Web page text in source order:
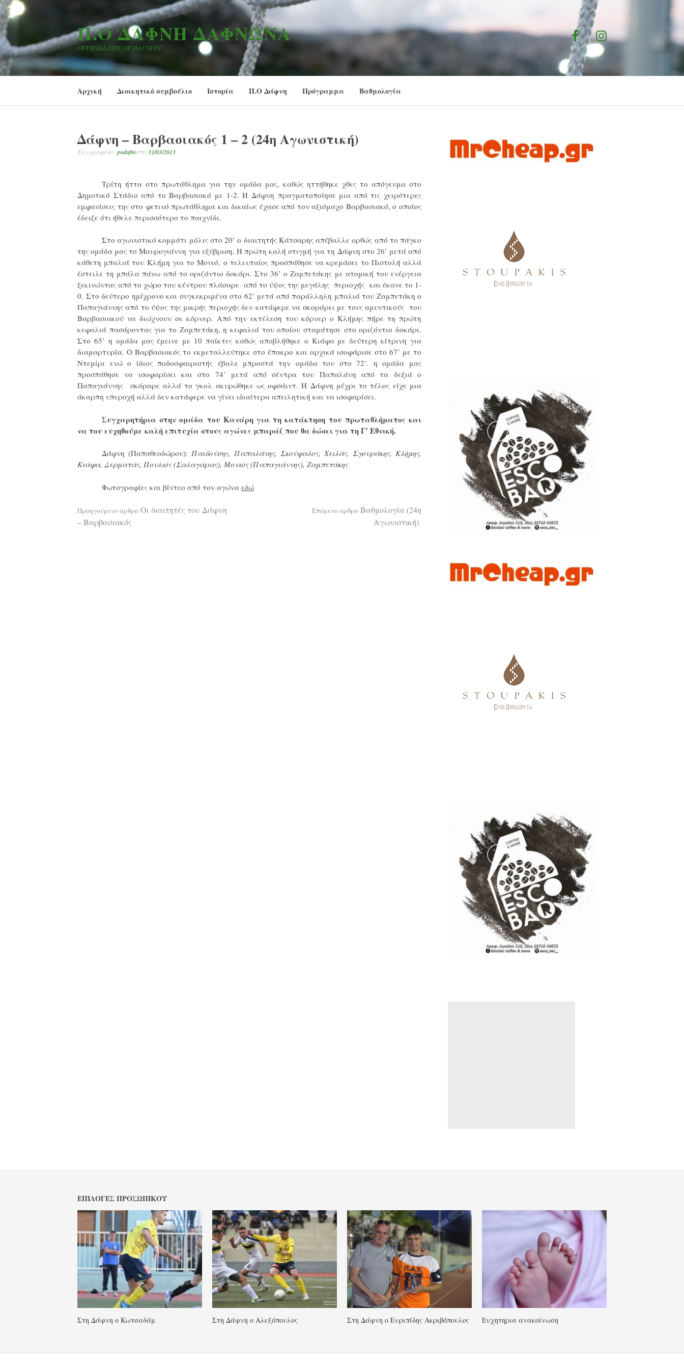
Μετάβαση
στο
περιεχόμενο
Π.Ο ΔΆΦΝΗ ΔΑΦΝΏΝΑ
OFFICIAL SITE OF DAFNI FC
FacebookInstagram
Αρχική Διοικητικό συμβούλιο Ιστορία Π.Ο Δάφνη Πρόγραμμα Βαθμολογία
Δάφνη – Βαρβασιακός 1 – 2 (24η Αγωνιστική)
Συγγραφέας: podafniστις 31/03/2013
Τρίτη ήττα στο πρωτάθλημα για την ομάδα μας, καθώς ηττήθηκε χθες το απόγευμα στο
Δημοτικό Στάδιο από το Βαρβασιακό με 1-2. Η Δάφνη πραγματοποίησε μια από τις χειρότερες
εμφανίσεις της στο φετινό πρωτάθλημα και δικαίως έχασε από τον αξιόμαχο Βαρβασιακό, ο οποίος
έδειξε ότι ήθελε περισσότερο το παιχνίδι.
Στο αγωνιστικό κομμάτι μόλις στο 20’ ο διαιτητής Κάτσαρης απέβαλλε ορθώς από το πάγκο
της ομάδα μας το Μαυρογιάννη για εξύβριση. Η πρώτη καλή στιγμή για τη Δάφνη στο 26’ μετά από
κάθετη μπαλιά του Κλήμη για το Μονιό, ο τελευταίος προσπάθησε να κρεμάσει το Πιστολή αλλά
έστειλε τη μπάλα πάνω από το οριζόντιο δοκάρι. Στο 36’ ο Ζαμπετάκης με ατομική του ενέργεια
ξεκινώντας από το χώρο του κέντρου πλάσαρε από το ύψος της μεγάλης περιοχής και έκανε το 1-
0. Στο δεύτερο ημίχρονο και συγκεκριμένα στο 62’ μετά από παράλληλη μπαλιά του Ζαμπετάκη ο
Παπαγιάννης από το ύψος της μικρής περιοχής δεν κατάφερε να σκοράρει με τους αμυντικούς του
Βαρβασιακού να διώχνουν σε κόρνερ. Από την εκτέλεση του κόρνερ ο Κλήμης πήρε τη πρώτη
κεφαλιά πασάροντας για το Ζαμπετάκη, η κεφαλιά του οποίου σταμάτησε στο οριζόντιο δοκάρι.
Στο 65’ η ομάδα μας έμεινε με 10 παίκτες καθώς αποβλήθηκε ο Κιάφα με δεύτερη κίτρινη για
διαμαρτυρία. Ο Βαρβασιακός το εκμεταλλεύτηκε στο έπακρο και αρχικά ισοφάρισε στο 67’ με το
Ντεμίρι ενώ ο ίδιος ποδοσφαιριστής έβαλε μπροστά την ομάδα του στο 72’. η ομάδα μας
προσπάθησε να ισοφαρίσει και στο 74’ μετά από σέντρα του Παπαλάνη από τα δεξιά ο
Παπαγιάννης σκόραρε αλλά το γκολ ακυρώθηκε ως οφσάιντ. Η Δάφνη μέχρι το τέλος είχε μια
άκαρπη υπεροχή αλλά δεν κατάφερε να γίνει ιδιαίτερα απειλητική και να ισοφαρίσει.
Συγχαρητήρια στην ομάδα του Κανάρη για τη κατάκτηση του πρωταθλήματος και
να του ευχηθούμε καλή επιτυχία στους αγώνες μπαράζ που θα δώσει για τη Γ’ Εθνική.
Δάφνη (Παπαθεοδώρου): Παιδούσης, Παπαλάνης, Σκούφαλος, Χειλάς, Σγουράκης, Κλήμης,
Κιάφα, Δερματάς, Πουλιός (Σαλαγάρας), Μονιός (Παπαγιάννης), Ζαμπετάκης
Φωτογραφίες και βίντεο από τον αγώνα εδώ
Διαβάστε
Προηγούμενο άρθρο Οι διαιτητές του Δάφνη
– Βαρβασιακός
Επόμενο άρθρο Βαθμολογία (24η
Αγωνιστική)
ΕΠΙΛΟΓΈΣ ΠΡΟΣΩΠΙΚΟΎ
Στη Δάφνη ο Κωτσαδάμ Στη Δάφνη ο Αλεξόπουλος Στη Δάφνη ο Ευριπίδης Ακριβόπουλος Ευχητηρια ανακοίνωση